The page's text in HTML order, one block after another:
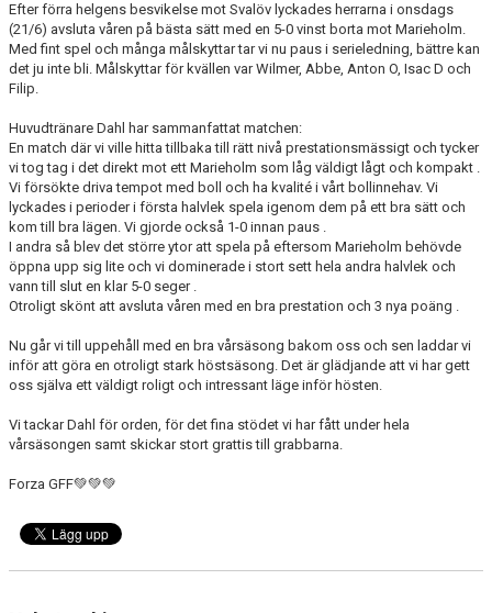
Efter förra helgens besvikelse mot Svalöv lyckades herrarna i onsdags
(21/6) avsluta våren på bästa sätt med en 5-0 vinst borta mot Marieholm.
Med fint spel och många målskyttar tar vi nu paus i serieledning, bättre kan
det ju inte bli. Målskyttar för kvällen var Wilmer, Abbe, Anton O, Isac D och
Filip.
Huvudtränare Dahl har sammanfattat matchen:
En match där vi ville hitta tillbaka till rätt nivå prestationsmässigt och tycker
vi tog tag i det direkt mot ett Marieholm som låg väldigt lågt och kompakt .
Vi försökte driva tempot med boll och ha kvalité i vårt bollinnehav. Vi
lyckades i perioder i första halvlek spela igenom dem på ett bra sätt och
kom till bra lägen. Vi gjorde också 1-0 innan paus .
I andra så blev det större ytor att spela på eftersom Marieholm behövde
öppna upp sig lite och vi dominerade i stort sett hela andra halvlek och
vann till slut en klar 5-0 seger .
Otroligt skönt att avsluta våren med en bra prestation och 3 nya poäng .
Nu går vi till uppehåll med en bra vårsäsong bakom oss och sen laddar vi
inför att göra en otroligt stark höstsäsong. Det är glädjande att vi har gett
oss själva ett väldigt roligt och intressant läge inför hösten.
Vi tackar Dahl för orden, för det fina stödet vi har fått under hela
vårsäsongen samt skickar stort grattis till grabbarna.
Forza GFF💚💚💚